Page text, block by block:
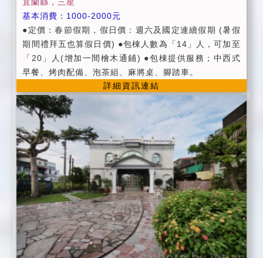
客多加注意安全，兒童戲水池夏天有開放使用，請大人
須陪同，謝謝。 11.有提供烤肉場地 12.有附早餐 13.宜
蘭火車站轉運站免費接送
基本消費：1000-2000元
●定價：春節假期，假日價：週六及國定連續假期 (暑假
期間禮拜五也算假日價) ●包棟人數為「14」人，可加至
「20」人(增加一間檜木通鋪) ●包棟提供服務；中西式
早餐、烤肉配備、泡茶組、麻將桌、腳踏車。
詳細資訊連結